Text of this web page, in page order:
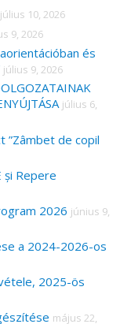
július 10, 2026
9, 2026
és
július 9, 2026
július 6,
”Zâmbet de copil
și Repere
2026 június 9,
a 2024-2026-os
2025-ös
május 22,